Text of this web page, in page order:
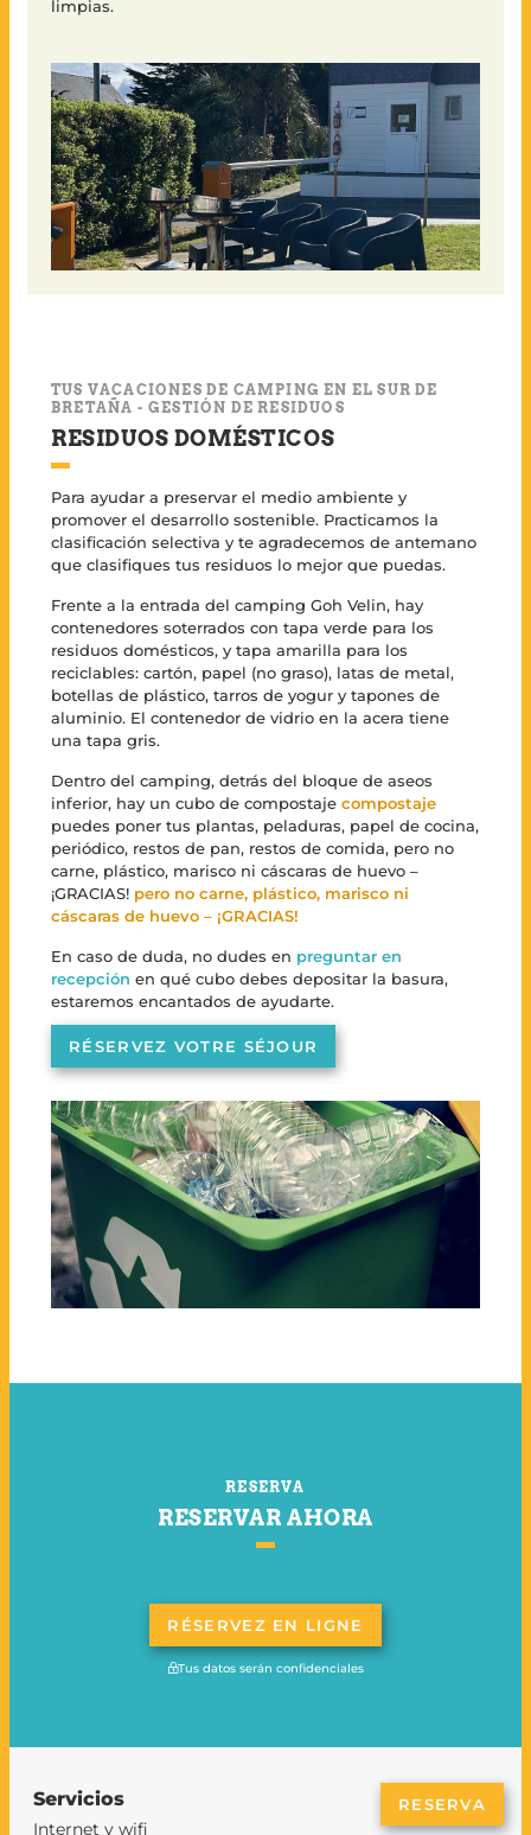
limpias.
TUS VACACIONES DE CAMPING EN EL SUR DE
BRETAÑA - GESTIÓN DE RESIDUOS
RESIDUOS DOMÉSTICOS
Para ayudar a preservar el medio ambiente y
promover el desarrollo sostenible. Practicamos la
clasificación selectiva y te agradecemos de antemano
que clasifiques tus residuos lo mejor que puedas.
Frente a la entrada del camping Goh Velin, hay
contenedores soterrados con tapa verde para los
residuos domésticos, y tapa amarilla para los
reciclables: cartón, papel (no graso), latas de metal,
botellas de plástico, tarros de yogur y tapones de
aluminio. El contenedor de vidrio en la acera tiene
una tapa gris.
Dentro del camping, detrás del bloque de aseos
inferior, hay un cubo de compostaje compostaje
puedes poner tus plantas, peladuras, papel de cocina,
periódico, restos de pan, restos de comida, pero no
carne, plástico, marisco ni cáscaras de huevo –
¡GRACIAS! pero no carne, plástico, marisco ni
cáscaras de huevo – ¡GRACIAS!
En caso de duda, no dudes en preguntar en
recepción en qué cubo debes depositar la basura,
estaremos encantados de ayudarte.
RÉSERVEZ VOTRE SÉJOUR
RESERVA
RESERVAR AHORA
RÉSERVEZ EN LIGNE
Tus datos serán confidenciales
Servicios
Internet y wifi
RESERVA